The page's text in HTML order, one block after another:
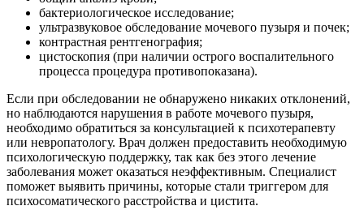
бактериологическое исследование;
ультразвуковое обследование мочевого пузыря и почек;
контрастная рентгенография;
цистоскопия (при наличии острого воспалительного
процесса процедура противопоказана).
Если при обследовании не обнаружено никаких отклонений,
но наблюдаются нарушения в работе мочевого пузыря,
необходимо обратиться за консультацией к психотерапевту
или невропатологу. Врач должен предоставить необходимую
психологическую поддержку, так как без этого лечение
заболевания может оказаться неэффективным. Специалист
поможет выявить причины, которые стали триггером для
психосоматического расстройства и цистита.